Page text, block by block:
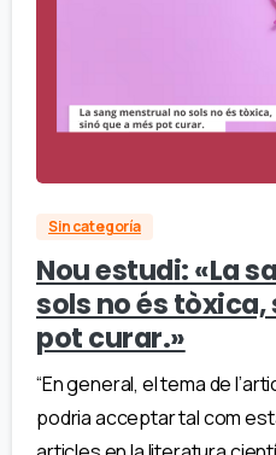
Sin categoría
Nou estudi: «La
sols no és tòxica,
pot curar.»
“En general, el tema de
podria acceptar tal com